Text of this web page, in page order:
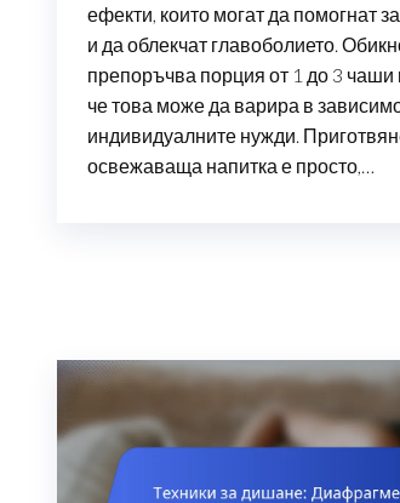
ефекти, които могат да помогнат
и да облекчат главоболието.
препоръчва порция от 1 до 3 чаши
че това може да варира в
индивидуалните нужди.
освежаваща напитка е просто,…